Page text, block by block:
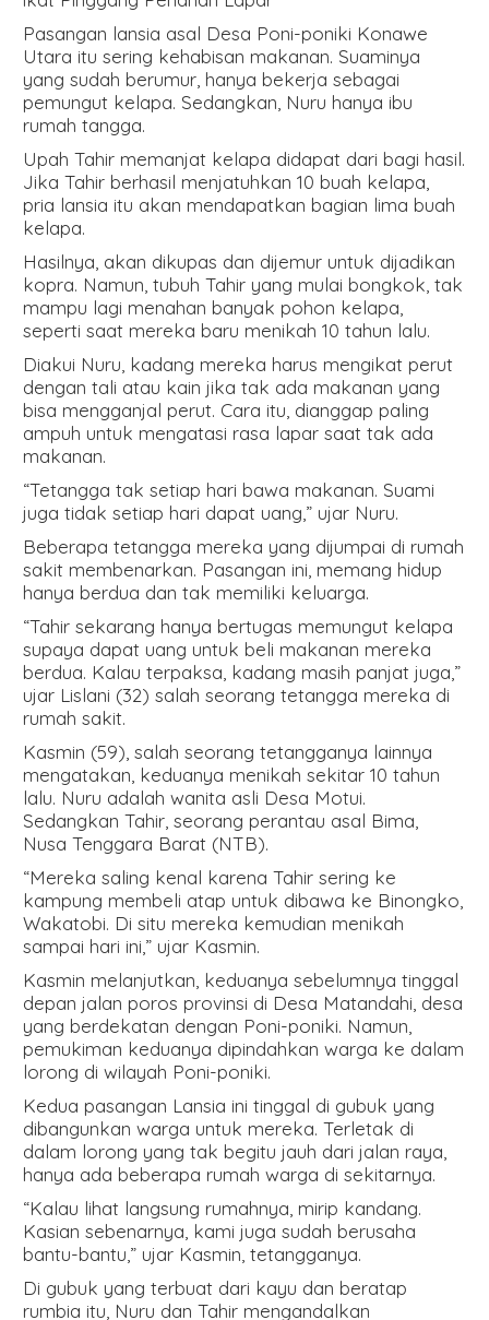
Pasangan lansia asal Desa Poni-poniki Konawe
Utara itu sering kehabisan makanan. Suaminya
yang sudah berumur, hanya bekerja sebagai
pemungut kelapa. Sedangkan, Nuru hanya ibu
rumah tangga.
Upah Tahir memanjat kelapa didapat dari bagi hasil.
Jika Tahir berhasil menjatuhkan 10 buah kelapa,
pria lansia itu akan mendapatkan bagian lima buah
kelapa.
Hasilnya, akan dikupas dan dijemur untuk dijadikan
kopra. Namun, tubuh Tahir yang mulai bongkok, tak
mampu lagi menahan banyak pohon kelapa,
seperti saat mereka baru menikah 10 tahun lalu.
Diakui Nuru, kadang mereka harus mengikat perut
dengan tali atau kain jika tak ada makanan yang
bisa mengganjal perut. Cara itu, dianggap paling
ampuh untuk mengatasi rasa lapar saat tak ada
makanan.
“Tetangga tak setiap hari bawa makanan. Suami
juga tidak setiap hari dapat uang,” ujar Nuru.
Beberapa tetangga mereka yang dijumpai di rumah
sakit membenarkan. Pasangan ini, memang hidup
hanya berdua dan tak memiliki keluarga.
“Tahir sekarang hanya bertugas memungut kelapa
supaya dapat uang untuk beli makanan mereka
berdua. Kalau terpaksa, kadang masih panjat juga,”
ujar Lislani (32) salah seorang tetangga mereka di
rumah sakit.
Kasmin (59), salah seorang tetangganya lainnya
mengatakan, keduanya menikah sekitar 10 tahun
lalu. Nuru adalah wanita asli Desa Motui.
Sedangkan Tahir, seorang perantau asal Bima,
Nusa Tenggara Barat (NTB).
“Mereka saling kenal karena Tahir sering ke
kampung membeli atap untuk dibawa ke Binongko,
Wakatobi. Di situ mereka kemudian menikah
sampai hari ini,” ujar Kasmin.
Kasmin melanjutkan, keduanya sebelumnya tinggal
depan jalan poros provinsi di Desa Matandahi, desa
yang berdekatan dengan Poni-poniki. Namun,
pemukiman keduanya dipindahkan warga ke dalam
lorong di wilayah Poni-poniki.
Kedua pasangan Lansia ini tinggal di gubuk yang
dibangunkan warga untuk mereka. Terletak di
dalam lorong yang tak begitu jauh dari jalan raya,
hanya ada beberapa rumah warga di sekitarnya.
“Kalau lihat langsung rumahnya, mirip kandang.
Kasian sebenarnya, kami juga sudah berusaha
bantu-bantu,” ujar Kasmin, tetangganya.
Di gubuk yang terbuat dari kayu dan beratap
rumbia itu, Nuru dan Tahir mengandalkan